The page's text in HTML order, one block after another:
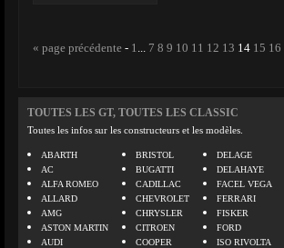
« page précédente - 1... 7 8 9 10 11 12 13 14 15 16
TOUTES LES GT, TOUTES LES CLASSIC
Toutes les infos sur les constructeurs et les modèles.
ABARTH
AC
ALFA ROMEO
ALLARD
AMG
ASTON MARTIN
AUDI
BRISTOL
BUGATTI
CADILLAC
CHEVROLET
CHRYSLER
CITROEN
COOPER
DELAGE
DELAHAYE
FACEL VEGA
FERRARI
FISKER
FORD
ISO RIVOLTA